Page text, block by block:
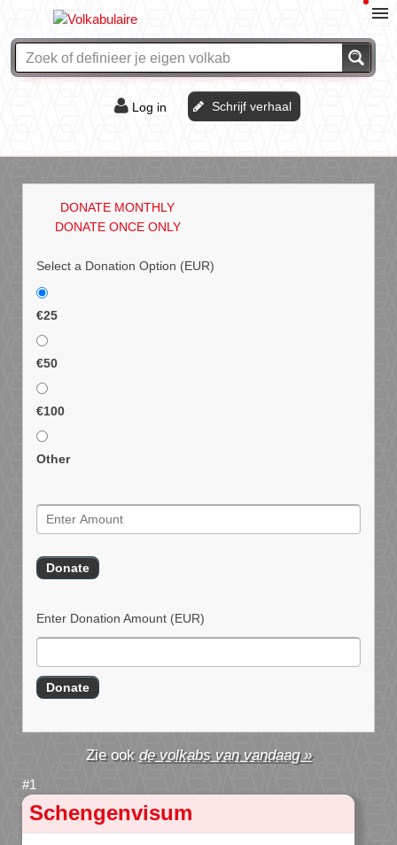
Log in Schrijf verhaal
DONATE MONTHLY
DONATE ONCE ONLY
Select a Donation Option (EUR)
€25
€50
€100
Other
Enter Donation Amount (EUR)
de volkabs van vandaag »
Schengenvisum